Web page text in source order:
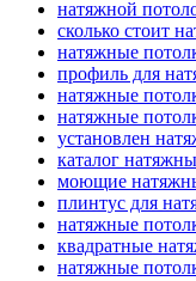
натяжной
сколько стоит
натяжные
профиль для
натяжные
натяжные
установлен
каталог
моющие
плинтус для
натяжные
квадратные
натяжные